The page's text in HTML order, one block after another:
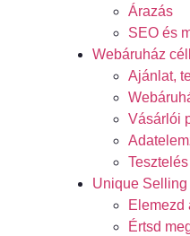
Árazás
SEO és
Webáruház
Ajánlat,
Vásárlói
Unique
Elemezd
Értsd